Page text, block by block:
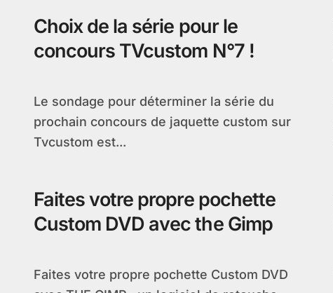
Choix de la série pour le
concours TVcustom N°7 !
Le sondage pour déterminer la série du
prochain concours de jaquette custom sur
Tvcustom est...
Faites votre propre pochette
Custom DVD avec the Gimp
Faites votre propre pochette Custom DVD